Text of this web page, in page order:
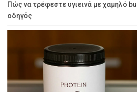
Πώς να τρέφεστε υγιεινά με χαμηλό
οδηγός